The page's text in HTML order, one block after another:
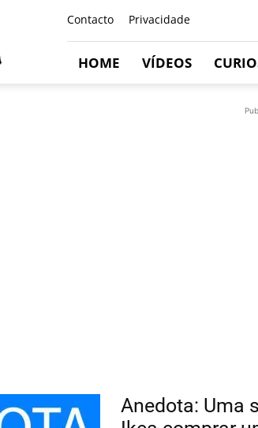
Contacto Privacidade
HOME VÍDEOS
Anedota: Uma